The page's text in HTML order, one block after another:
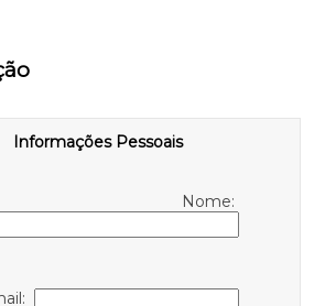
Informações Pessoais
Nome: